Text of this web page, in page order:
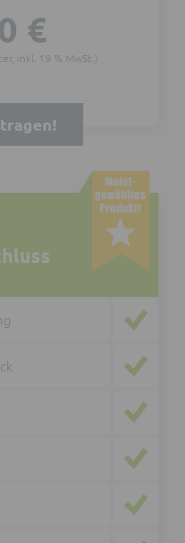
€
inkl. 19 % MwSt.)